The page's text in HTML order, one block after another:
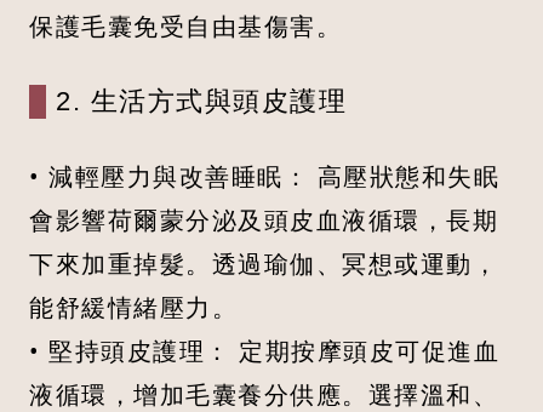
保護毛囊免受自由基傷害。
2. 生活方式與頭皮護理
• 減輕壓力與改善睡眠： 高壓狀態和失眠
會影響荷爾蒙分泌及頭皮血液循環，長期
下來加重掉髮。透過瑜伽、冥想或運動，
能舒緩情緒壓力。
• 堅持頭皮護理： 定期按摩頭皮可促進血
液循環，增加毛囊養分供應。選擇溫和、